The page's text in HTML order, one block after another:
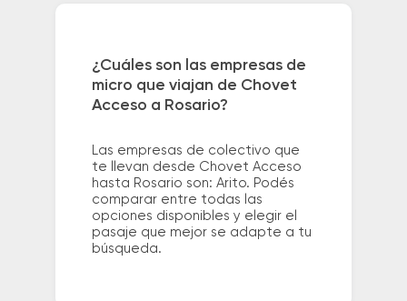
¿Cuáles son las empresas de
micro que viajan de Chovet
Acceso a Rosario?
Las empresas de colectivo que
te llevan desde Chovet Acceso
hasta Rosario son: Arito. Podés
comparar entre todas las
opciones disponibles y elegir el
pasaje que mejor se adapte a tu
búsqueda.